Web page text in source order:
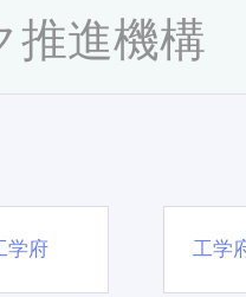
推進機構
府 工学